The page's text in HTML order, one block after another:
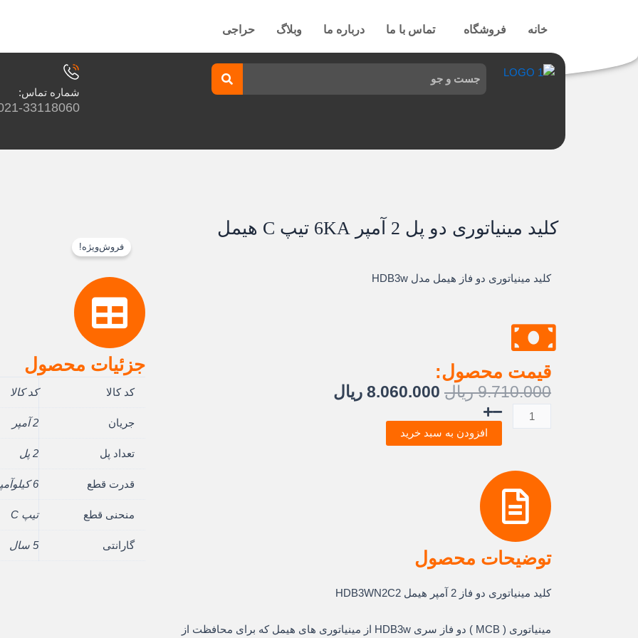
خانه فروشگاه تماس با ما درباره ما وبلاگ حراجی
شماره تماس:
33118060
کلید مینیاتوری دو پل 2 آمپر 6KA تیپ C هیمل
کلید مینیاتوری دو فاز هیمل مدل HDB3w
قیمت محصول:
9.710.000 ریال قیمت
بود.
8.060.000 ریال
مینیاتوری
آمپر
6KA
تیپ
هیمل
افزودن به سبد خرید
توضیحات محصول
کلید مینیاتوری دو فاز 2 آمپر هیمل HDB3WN2C2
مینیاتوری ( MCB ) دو فاز سری HDB3w از مینیاتوری های هیمل که برای محافظت از
فروش‌ویژه!
جزئیات محصول
کد کالا کد کالا
جریان 2 آمپر
تعداد پل 2 پل
قدرت قطع 6 کیلوآمپر
منحنی قطع تیپ C
گارانتی 5 سال